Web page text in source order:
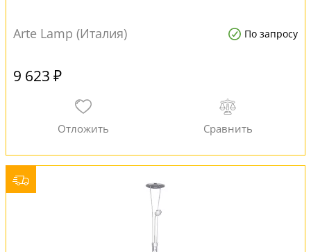
Arte Lamp (Италия) По запросу
9 623 ₽